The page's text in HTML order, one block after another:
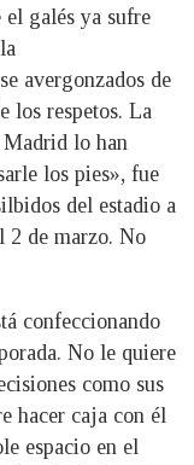
el galés ya sufre
avergonzados de
los respetos. La
Madrid lo han
los pies», fue
del estadio a
2 de marzo. No
confeccionando
No le quiere
como sus
hacer caja con él
espacio en el